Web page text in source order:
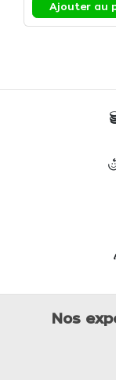
Ajouter au
Nos